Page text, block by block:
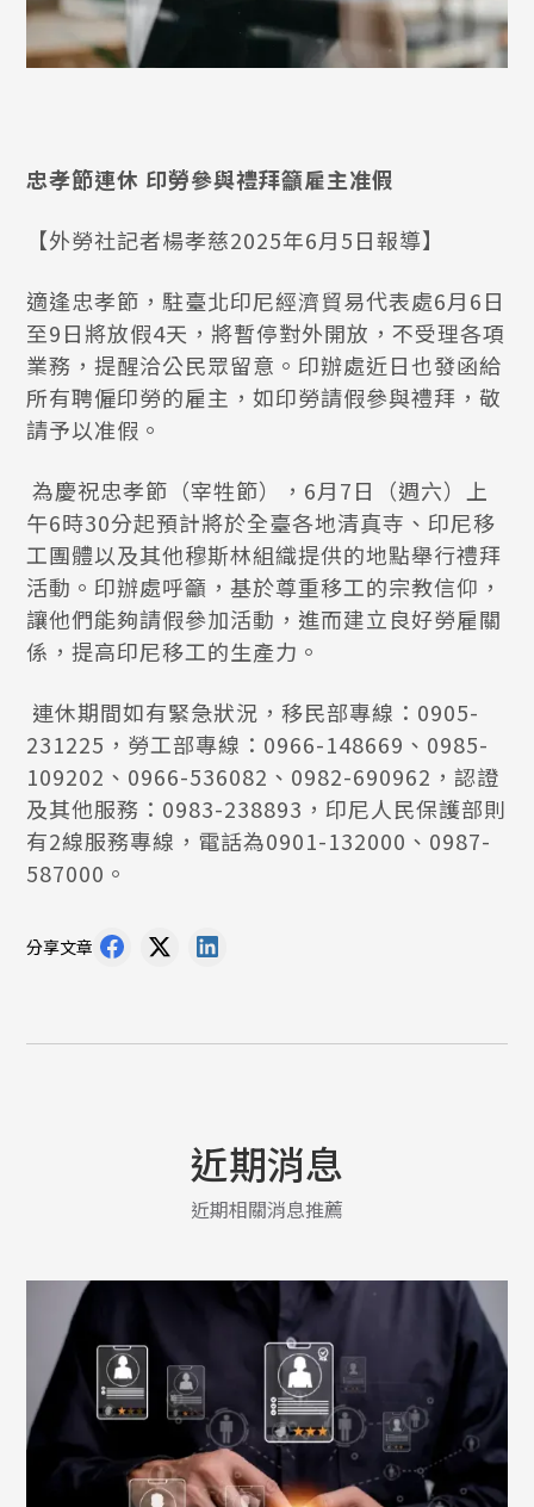
忠孝節連休 印勞參與禮拜籲雇主准假
【外勞社記者楊孝慈2025年6月5日報導】
適逢忠孝節，駐臺北印尼經濟貿易代表處6月6日
至9日將放假4天，將暫停對外開放，不受理各項
業務，提醒洽公民眾留意。印辦處近日也發函給
所有聘僱印勞的雇主，如印勞請假參與禮拜，敬
請予以准假。
為慶祝忠孝節（宰牲節），6月7日（週六）上
午6時30分起預計將於全臺各地清真寺、印尼移
工團體以及其他穆斯林組織提供的地點舉行禮拜
活動。印辦處呼籲，基於尊重移工的宗教信仰，
讓他們能夠請假參加活動，進而建立良好勞雇關
係，提高印尼移工的生產力。
連休期間如有緊急狀況，移民部專線：0905-
231225，勞工部專線：0966-148669、0985-
109202、0966-536082、0982-690962，認證
及其他服務：0983-238893，印尼人民保護部則
有2線服務專線，電話為0901-132000、0987-
587000。
分享文章
近期消息
近期相關消息推薦